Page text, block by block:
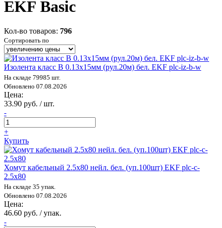
EKF Basic
Кол-во товаров: 796
Сортировать по
Изолента класс В 0.13х15мм (рул.20м) бел. EKF plc-iz-b-w
На складе 79985 шт.
Обновлено 07.08.2026
Цена:
33.90 руб. / шт.
-
+
Купить
Хомут кабельный 2.5х80 нейл. бел. (уп.100шт) EKF plc-c-
2.5x80
На складе 35 упак.
Обновлено 07.08.2026
Цена:
46.60 руб. / упак.
-